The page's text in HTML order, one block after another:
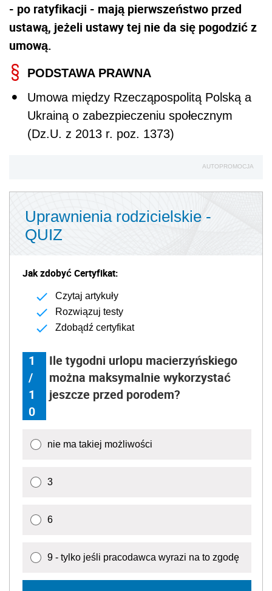
- po ratyfikacji - mają pierwszeństwo przed
ustawą, jeżeli ustawy tej nie da się pogodzić z
umową.
PODSTAWA PRAWNA
Umowa między Rzecząpospolitą Polską a
Ukrainą o zabezpieczeniu społecznym
(Dz.U. z 2013 r. poz. 1373)
AUTOPROMOCJA
Uprawnienia rodzicielskie -
QUIZ
Jak zdobyć Certyfikat:
Czytaj artykuły
Rozwiązuj testy
Zdobądź certyfikat
1
/
1
0
Ile tygodni urlopu macierzyńskiego
można maksymalnie wykorzystać
jeszcze przed porodem?
nie ma takiej możliwości
3
6
9 - tylko jeśli pracodawca wyrazi na to zgodę